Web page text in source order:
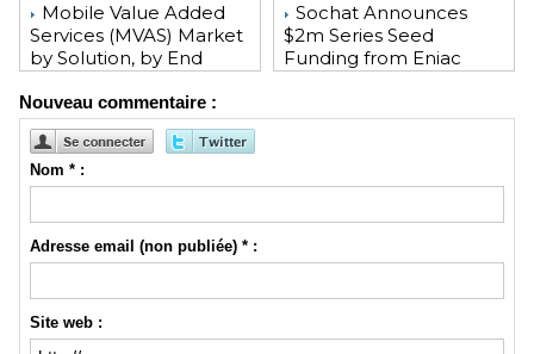
Mobile Value Added
Services (MVAS) Market
by Solution, by End
Geography - Global
Forecast and Analysis to
2020 - Reportlinker
Review
Sochat Announces
$2m Series Seed
Funding from Eniac
Zhang
Nouveau commentaire :
Nom * :
Adresse email (non publiée) * :
Site web :